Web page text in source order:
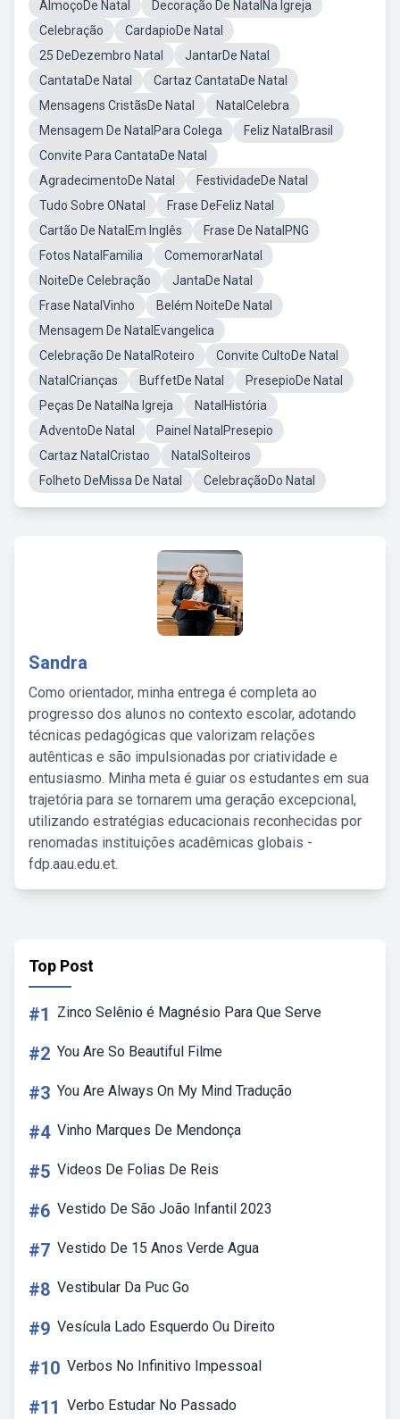
AlmoçoDe Natal
Decoração De NatalNa Igreja
Celebração
CardapioDe Natal
25 DeDezembro Natal
JantarDe Natal
CantataDe Natal
Cartaz CantataDe Natal
Mensagens CristãsDe Natal
NatalCelebra
Mensagem De NatalPara Colega
Feliz NatalBrasil
Convite Para CantataDe Natal
AgradecimentoDe Natal
FestividadeDe Natal
Tudo Sobre ONatal
Frase DeFeliz Natal
Cartão De NatalEm Inglês
Frase De NatalPNG
Fotos NatalFamilia
ComemorarNatal
NoiteDe Celebração
JantaDe Natal
Frase NatalVinho
Belém NoiteDe Natal
Mensagem De NatalEvangelica
Celebração De NatalRoteiro
Convite CultoDe Natal
NatalCrianças
BuffetDe Natal
PresepioDe Natal
Peças De NatalNa Igreja
NatalHistória
AdventoDe Natal
Painel NatalPresepio
Cartaz NatalCristao
NatalSolteiros
Folheto DeMissa De Natal
CelebraçãoDo Natal
Sandra
Como orientador, minha entrega é completa ao
progresso dos alunos no contexto escolar, adotando
técnicas pedagógicas que valorizam relações
autênticas e são impulsionadas por criatividade e
entusiasmo. Minha meta é guiar os estudantes em sua
trajetória para se tornarem uma geração excepcional,
utilizando estratégias educacionais reconhecidas por
renomadas instituições acadêmicas globais -
fdp.aau.edu.et.
Top Post
#1 Zinco Selênio é Magnésio Para Que Serve
#2 You Are So Beautiful Filme
#3 You Are Always On My Mind Tradução
#4 Vinho Marques De Mendonça
#5 Videos De Folias De Reis
#6 Vestido De São João Infantil 2023
#7 Vestido De 15 Anos Verde Agua
#8 Vestibular Da Puc Go
#9 Vesícula Lado Esquerdo Ou Direito
#10 Verbos No Infinitivo Impessoal
#11 Verbo Estudar No Passado